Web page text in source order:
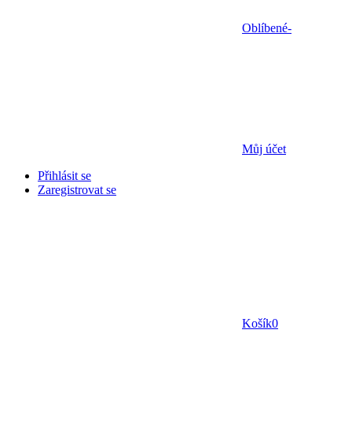
Oblíbené-
Můj účet
Přihlásit se
Zaregistrovat se
Košík0